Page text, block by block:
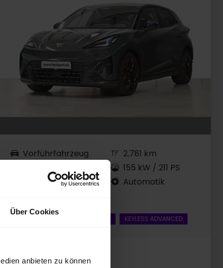
Über Cookies
anbieten zu können
Vorführfahrzeug
EZ 06.2026
2.781 km
155 kW / 211 PS
Automatik
KEYLESS ADVANCED
UPE: 41.605,00 EUR